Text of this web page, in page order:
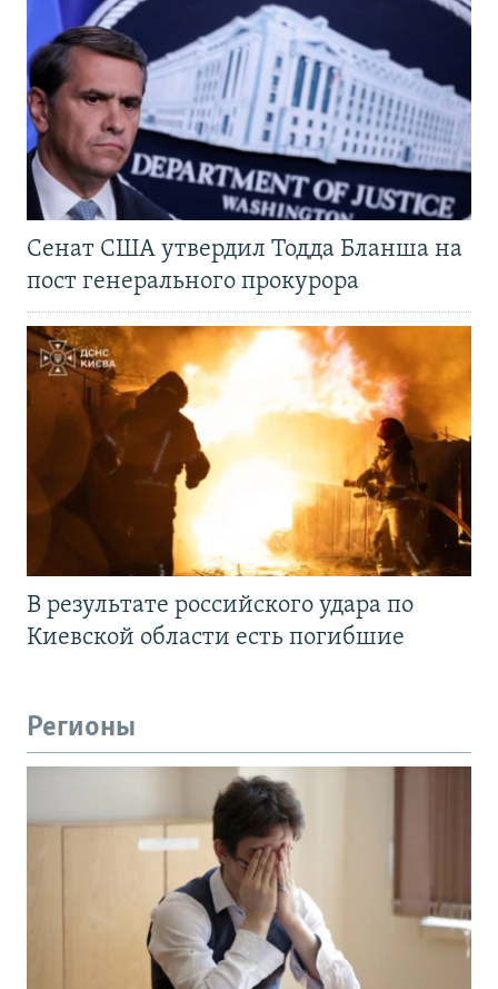
Сенат США утвердил Тодда Бланша на
пост генерального прокурора
В результате российского удара по
Киевской области есть погибшие
Регионы